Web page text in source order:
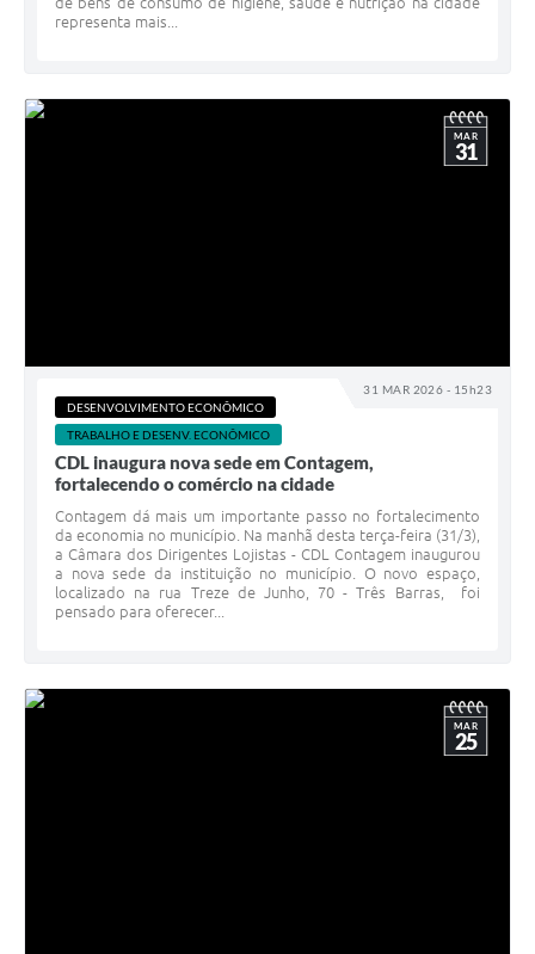
representa mais...
31 MAR 2026 - 15h23
MAR
31
DESENVOLVIMENTO ECONÔMICO
TRABALHO E DESENV. ECONÔMICO
CDL inaugura nova sede em Contagem,
fortalecendo o comércio na cidade
Contagem dá mais um importante passo no fortalecimento
da economia no município. Na manhã desta terça-feira (31/3),
a Câmara dos Dirigentes Lojistas - CDL Contagem inaugurou
a nova sede da instituição no município. O novo espaço,
localizado na rua Treze de Junho, 70 - Três Barras, foi
pensado para oferecer...
MAR
25